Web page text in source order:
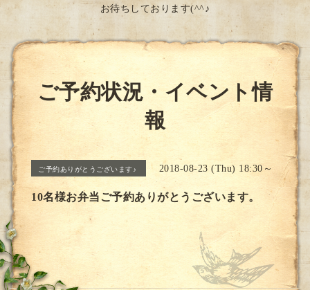
お待ちしております(^^♪
ご予約状況・イベント情
報
ご予約ありがとうございます♪ 2018-08-23 (Thu) 18:30～
10名様お弁当ご予約ありがとうございます。